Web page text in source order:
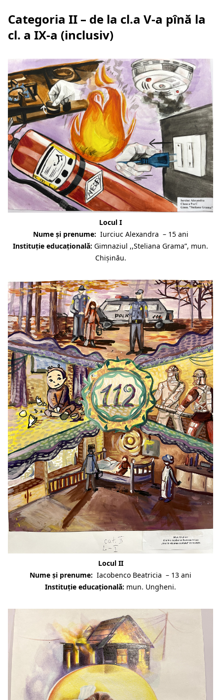
Categoria II – de la cl.a V-a pînă la
cl. a IX-a (inclusiv)
Locul I
Nume și prenume: Iurciuc Alexandra – 15 ani
Instituție educațională: Gimnaziul ,,Steliana Grama”, mun.
Chișinău.
Locul II
Nume și prenume: Iacobenco Beatricia – 13 ani
Instituție educațională: mun. Ungheni.